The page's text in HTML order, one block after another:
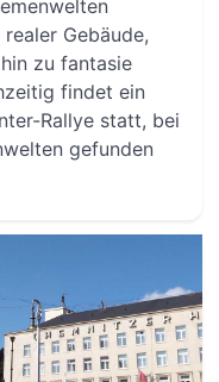
Gebäude,
zu fantasie
findet ein
Rallye statt, bei
gefunden